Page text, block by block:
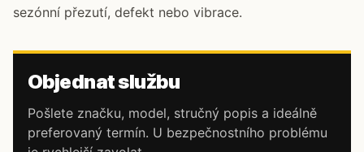
sezónní přezutí, defekt nebo vibrace.
Objednat službu
Pošlete značku, model, stručný popis a ideálně
preferovaný termín. U bezpečnostního problému